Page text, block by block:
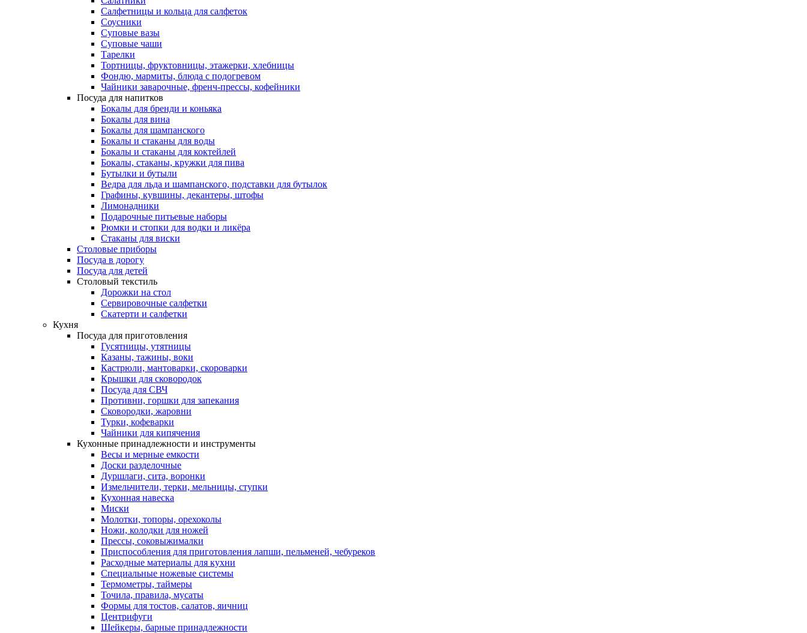
Салфетницы и кольца для салфеток
Соусники
Суповые вазы
Суповые чаши
Тарелки
Тортницы, фруктовницы, этажерки, хлебницы
Фондю, мармиты, блюда с подогревом
Чайники заварочные, френч-прессы, кофейники
Посуда для напитков
Бокалы для бренди и коньяка
Бокалы для вина
Бокалы для шампанского
Бокалы и стаканы для воды
Бокалы и стаканы для коктейлей
Бокалы, стаканы, кружки для пива
Бутылки и бутыли
Ведра для льда и шампанского, подставки для бутылок
Графины, кувшины, декантеры, штофы
Лимонадники
Подарочные питьевые наборы
Рюмки и стопки для водки и ликёра
Стаканы для виски
Столовые приборы
Посуда в дорогу
Посуда для детей
Столовый текстиль
Дорожки на стол
Сервировочные салфетки
Скатерти и салфетки
Кухня
Посуда для приготовления
Гусятницы, утятницы
Казаны, тажины, воки
Кастрюли, мантоварки, скороварки
Крышки для сковородок
Посуда для СВЧ
Противни, горшки для запекания
Сковородки, жаровни
Турки, кофеварки
Чайники для кипячения
Кухонные принадлежности и инструменты
Весы и мерные емкости
Доски разделочные
Дуршлаги, сита, воронки
Измельчители, терки, мельницы, ступки
Кухонная навеска
Миски
Молотки, топоры, орехоколы
Ножи, колодки для ножей
Прессы, соковыжималки
Приспособления для приготовления лапши, пельменей, чебуреков
Расходные материалы для кухни
Специальные ножевые системы
Термометры, таймеры
Точила, правила, мусаты
Формы для тостов, салатов, яичниц
Центрифуги
Шейкеры, барные принадлежности